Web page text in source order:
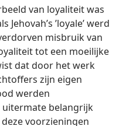
van loyaliteit was
’loyale’ werd
misbruik van
tot een moeilijke
dat door het werk
zijn eigen
werden
uitermate belangrijk
voorzieningen